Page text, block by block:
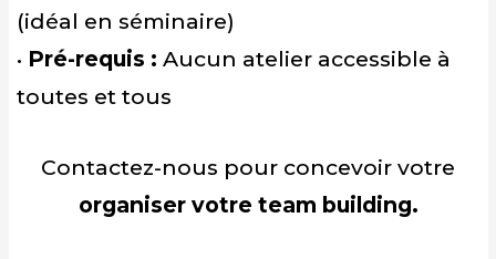
(idéal en séminaire)
• Pré-requis : Aucun atelier accessible à
toutes et tous
Contactez-nous pour concevoir votre
organiser votre team building.